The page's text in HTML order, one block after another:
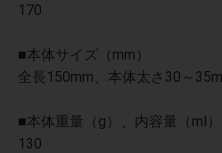
170
■本体サイズ（mm）
全長150mm、本体太さ30～
■本体重量（g）、内容量（ml）
130